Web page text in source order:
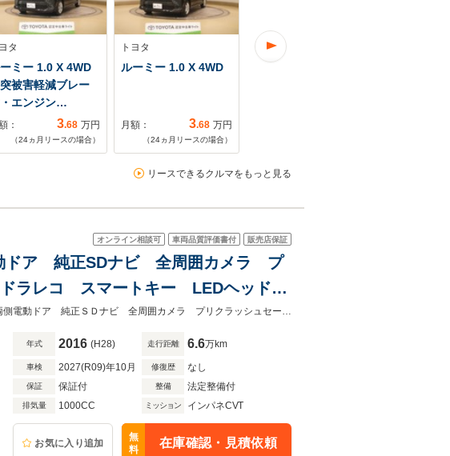
タ
ミー 1.0 X 4WD
被害軽減ブレー
エンジン…
： 3.68 万円
（24ヵ月リースの場合）
トヨタ
ルーミー 1.0 X 4WD
月額： 3.68 万円
（24ヵ月リースの場合）
トヨタ
リースできるクルマをもっと見る
オンライン相談可 車両品質評価書付 販売店保証
ドア 純正SDナビ 全周囲カメラ プ
ラレコ スマートキー LEDヘッド
ミ オートライト オートエアコン
年式 2016 (H28) 走行距離 6.6万km
車検 2027(R09)年10月 修復歴 なし
保証 保証付 整備 法定整備付
排気量 1000CC ミッション インパネCVT
お気に入り追加
無
料
在庫確認・見積依頼